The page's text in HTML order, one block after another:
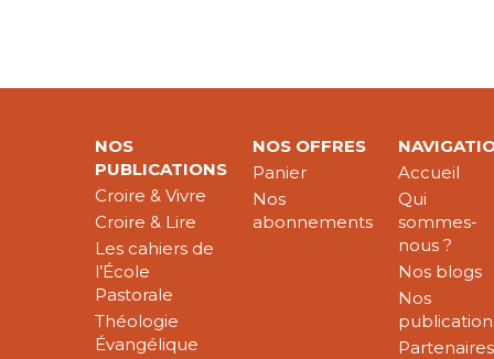
NOS
PUBLICATIONS
Croire & Vivre
Croire & Lire
Les cahiers de
l’École
Pastorale
Théologie
Évangélique
NOS OFFRES
Panier
Nos
abonnements
Accueil
Qui
sommes-
nous ?
Nos blogs
Nos
Partenaires